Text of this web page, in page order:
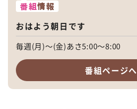
番組情報
おはよう朝日です
毎週(月)～(金)あさ5:00～8:00
番組ページへ